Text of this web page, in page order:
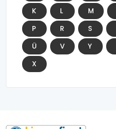
K
L M
P
R S
Ü
V Y
X